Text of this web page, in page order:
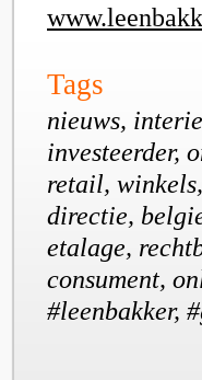
Tags
nieuws,
investeerder,
retail,
directie,
etalage,
consument,
#leenbakker,